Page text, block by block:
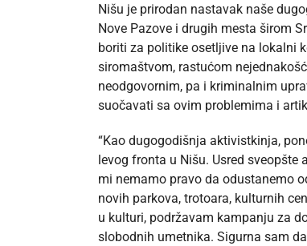
Nišu je prirodan nastavak naše
Nove Pazove i drugih mesta širom
boriti za politike osetljive na lokalni
siromaštvom, rastućom
neodgovornim, pa i kriminalnim
suočavati sa ovim problemima i
“Kao dugogodišnja aktivistkinja,
levog fronta u Nišu. Usred
mi nemamo pravo da odustanemo
novih parkova, trotoara, kulturnih
u kulturi, podržavam kampanju za
slobodnih umetnika. Sigurna sam